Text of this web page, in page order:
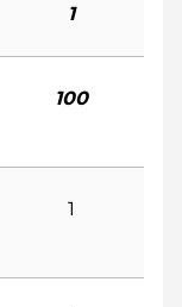
1
100
1